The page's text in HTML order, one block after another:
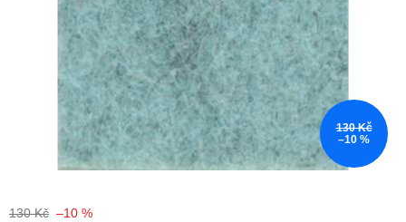
130 Kč
–10 %
130 Kč –10 %